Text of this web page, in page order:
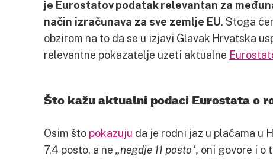
je Eurostatov podatak relevantan za
način izračunava za sve zemlje EU. Stoga
obzirom na to da se u izjavi Glavak Hrvatska
relevantne pokazatelje uzeti aktualne
Što kažu aktualni podaci Eurostata o
Osim što pokazuju da je rodni jaz u plaćama u
7,4 posto, a ne „negdje 11 posto“, oni govore i o